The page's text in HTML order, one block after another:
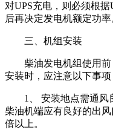
对UPS充电，则必须根
后再决定发电机额定功率
三、机组安装
柴油发电机组使用
安装时，应注意以下事项
1、 安装地点需通风
柴油机端应有良好的出
倍以上。